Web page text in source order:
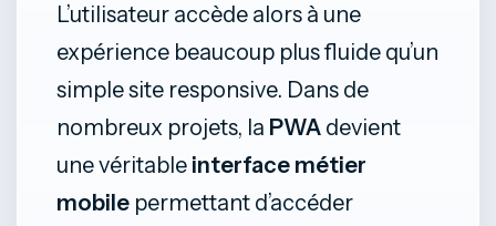
L’utilisateur accède alors à une
expérience beaucoup plus fluide qu’un
simple site responsive. Dans de
nombreux projets, la PWA devient
une véritable interface métier
mobile permettant d’accéder